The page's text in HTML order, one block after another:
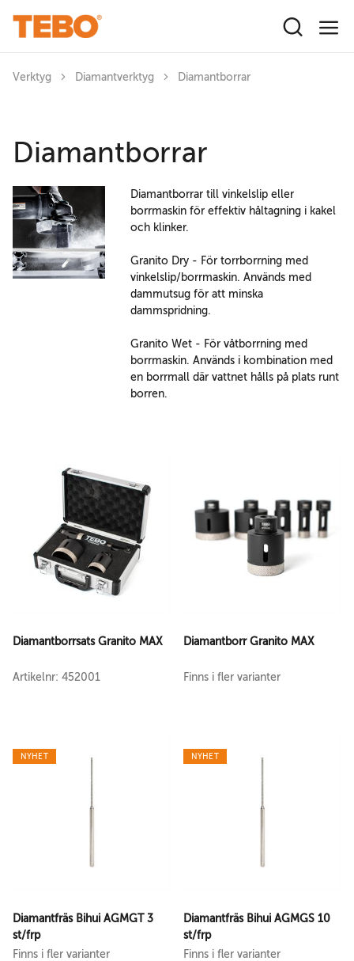
Verktyg Diamantverktyg Diamantborrar
Diamantborrar
Diamantborrar till vinkelslip eller
borrmaskin för effektiv håltagning i kakel
och klinker.
Granito Dry - För torrborrning med
vinkelslip/borrmaskin. Används med
dammutsug för att minska
dammspridning.
Granito Wet - För våtborrning med
borrmaskin. Används i kombination med
en borrmall där vattnet hålls på plats runt
borren.
Diamantborrsats Granito MAX
Artikelnr: 452001
Diamantborr Granito MAX
Finns i fler varianter
NYHET
Diamantfräs Bihui AGMGT 3
st/frp
Finns i fler varianter
NYHET
Diamantfräs Bihui AGMGS 10
st/frp
Finns i fler varianter